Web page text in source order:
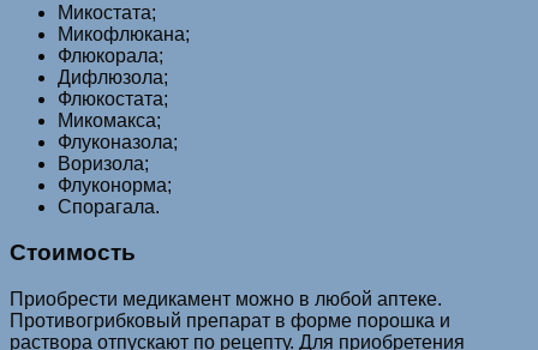
Микостата;
Микофлюкана;
Флюкорала;
Дифлюзола;
Флюкостата;
Микомакса;
Флуконазола;
Воризола;
Флуконорма;
Спорагала.
Стоимость
Приобрести медикамент можно в любой аптеке.
Противогрибковый препарат в форме порошка и
раствора отпускают по рецепту. Для приобретения